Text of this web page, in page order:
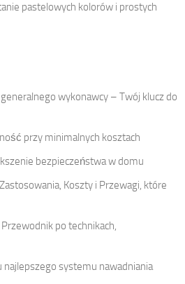
pastelowych kolorów i prostych
wykonawcy – Twój klucz do
przy minimalnych kosztach
bezpieczeństwa w domu
Koszty i Przewagi, które
po technikach,
systemu nawadniania